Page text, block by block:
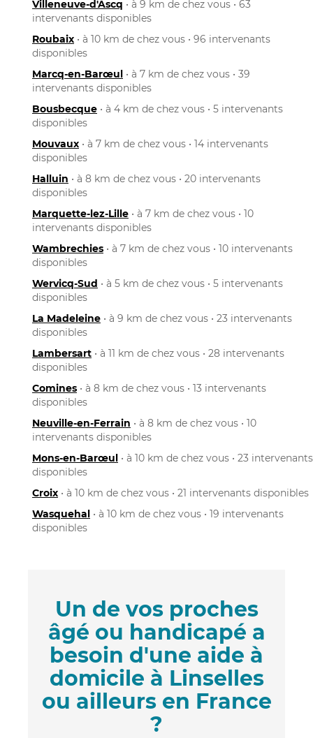
Villeneuve-d'Ascq • à 9 km de chez vous • 63
intervenants disponibles
Roubaix • à 10 km de chez vous • 96 intervenants
disponibles
Marcq-en-Barœul • à 7 km de chez vous • 39
intervenants disponibles
Bousbecque • à 4 km de chez vous • 5 intervenants
disponibles
Mouvaux • à 7 km de chez vous • 14 intervenants
disponibles
Halluin • à 8 km de chez vous • 20 intervenants
disponibles
Marquette-lez-Lille • à 7 km de chez vous • 10
intervenants disponibles
Wambrechies • à 7 km de chez vous • 10 intervenants
disponibles
Wervicq-Sud • à 5 km de chez vous • 5 intervenants
disponibles
La Madeleine • à 9 km de chez vous • 23 intervenants
disponibles
Lambersart • à 11 km de chez vous • 28 intervenants
disponibles
Comines • à 8 km de chez vous • 13 intervenants
disponibles
Neuville-en-Ferrain • à 8 km de chez vous • 10
intervenants disponibles
Mons-en-Barœul • à 10 km de chez vous • 23 intervenants
disponibles
Croix • à 10 km de chez vous • 21 intervenants disponibles
Wasquehal • à 10 km de chez vous • 19 intervenants
disponibles
Un de vos proches
âgé ou handicapé a
besoin d'une aide à
domicile à Linselles
ou ailleurs en France
?